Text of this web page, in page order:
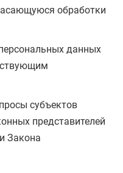
обработки
данных
субъектов
представителей
Закона